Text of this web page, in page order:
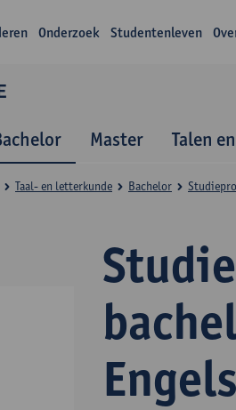
Onderzoek Studentenleven
Master Talen
Taal- en letterkunde Bachelor